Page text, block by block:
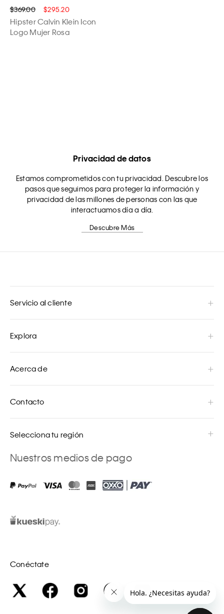
$369.00 $295.20
Hipster Calvin Klein Icon
Logo Mujer Rosa
Privacidad de datos
Estamos comprometidos con tu privacidad. Descubre los
pasos que seguimos para proteger la información y
privacidad de las millones de personas con las que
interactuamos día a día.
Descubre Más
Servicio al cliente
Explora
Acerca de
Contacto
Selecciona tu región
Nuestros medios de pago
Conéctate